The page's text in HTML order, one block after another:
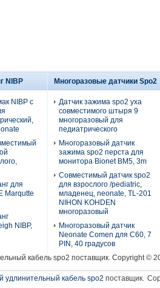
NIBP
NIBP с
для
Marqutte
NIBP,
Многоразовые датчики Spo2
Датчик зажима spo2 уха
совместимого штыря 9
многоразовый для
педиатрического
Многоразовый датчик
зажима spo2 перста для
монитора Bionet BM5, 3m
Совместимый датчик spo2
для взрослого /pediatric,
младенец, neonate, TL-201
NIHON KOHDEN
многоразовый
Многоразовый датчик
Neonate Comen для C60, 7
PIN, 40 градусов
кабель spo2 поставщик. Copyright ©
удлинительный кабель spo2 поставщик.